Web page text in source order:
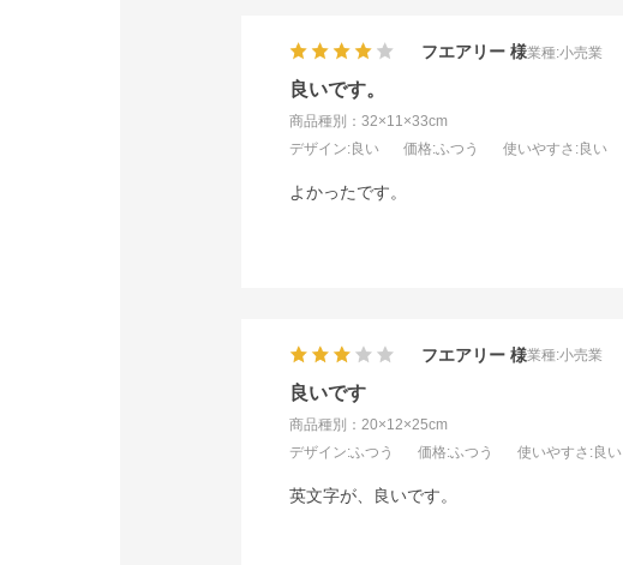
良いです。
商品種別：32×11×33cm
デザイン:良い 価格:ふつう 使いやすさ :良い
フエアリー 業種:小売業
よかったです。
良いです
商品種別：20×12×25cm
デザイン:ふつう 価格:ふつう 使いやすさ :良い
フエアリー 業種:小売業
英文字が、良いです。